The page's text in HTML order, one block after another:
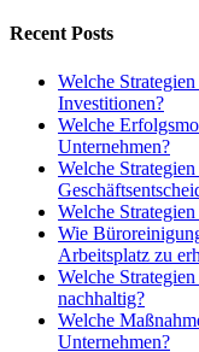
Recent Posts
Welche
Investitionen?
Welche
Unternehmen?
Welche
Welche
Wie
Arbeitsplatz zu
Welche
nachhaltig?
Welche
Unternehmen?